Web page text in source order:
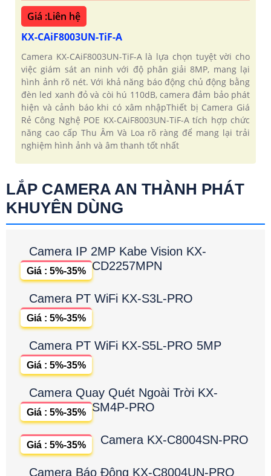
Giá :Liên hệ
KX-CAiF8003UN-TiF-A
Camera KX-CAiF8003UN-TiF-A là lựa chọn tuyệt vời cho
việc giám sát an ninh với độ phân giải 8MP, mang lại
hình ảnh rõ nét. Với khả năng báo động chủ động bằng
đèn led xanh đỏ và còi hú 110dB, camera đảm bảo phát
hiện và cảnh báo khi có xâm nhậpThiết bị Camera Giá
Rẻ Công Nghệ POE KX-CAiF8003UN-TiF-A tích hợp chức
năng cao cấp Thu Âm Và Loa rõ ràng để mang lại trải
nghiệm hình ảnh và âm thanh tốt nhất
LẮP CAMERA AN THÀNH PHÁT
KHUYÊN DÙNG
Camera IP 2MP Kabe Vision KX-
CD2257MPN
Giá : 5%-35%
Camera PT WiFi KX-S3L-PRO
Giá : 5%-35%
Camera PT WiFi KX-S5L-PRO 5MP
Giá : 5%-35%
Camera Quay Quét Ngoài Trời KX-
SM4P-PRO
Giá : 5%-35%
Camera KX-C8004SN-PRO
Giá : 5%-35%
Camera Báo Động KX-C8004UN-PRO